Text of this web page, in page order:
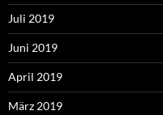
Juli 2019
Juni 2019
April 2019
März 2019